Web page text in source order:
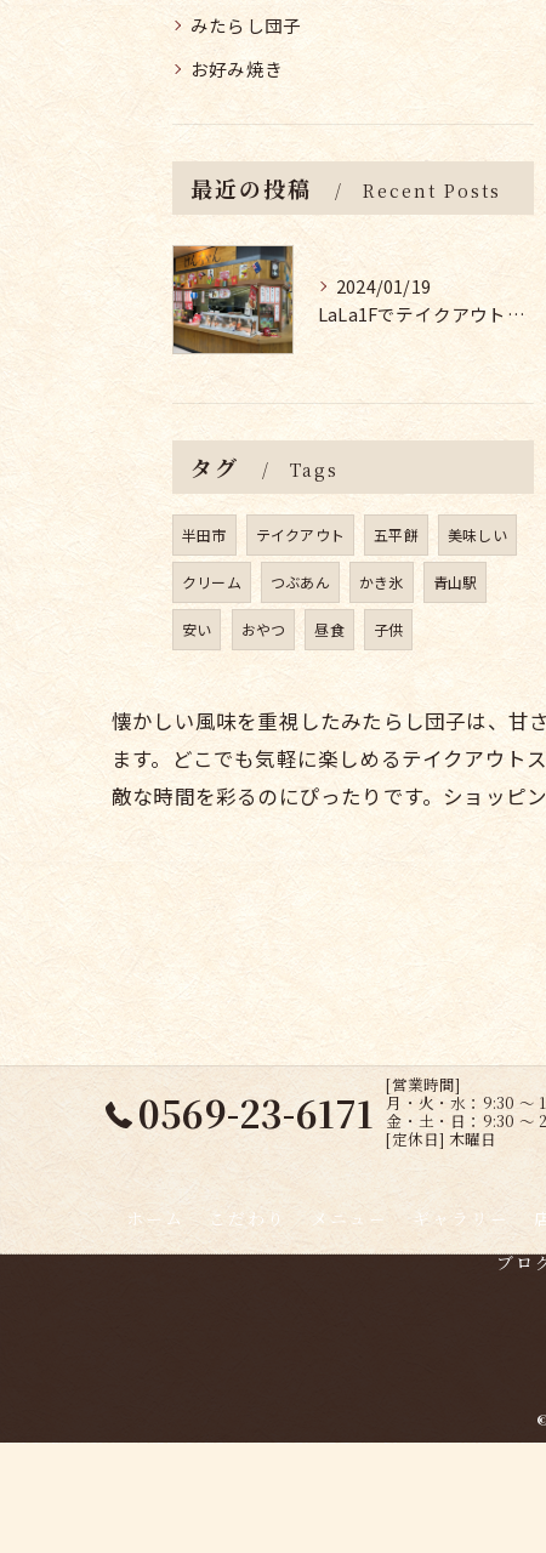
みたらし団子
お好み焼き
最近の投稿 Recent Posts
2024/01/19
LaLa1Fでテイクアウト！お好み焼き・たこ焼き・焼きそば・たい焼き・みたらし団子など
タグ Tags
半田市 テイクアウト 五平餅 美味しい
クリーム つぶあん かき氷 青山駅
安い おやつ 昼食 子供
懐かしい風味を重視したみたらし団子は、甘
ます。どこでも気軽に楽しめるテイクアウト
敵な時間を彩るのにぴったりです。ショッピ
0569-23-6171
[営業時間]
月・火・水：9:30 ～
金・土・日：9:30 ～
[定休日] 木曜日
ホーム こだわり メニュー ギャラリー
ブロ